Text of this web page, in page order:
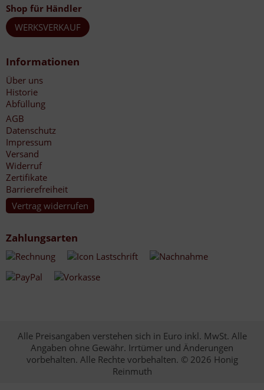
Shop für Händler
WERKSVERKAUF
Informationen
Über uns
Historie
Abfüllung
AGB
Datenschutz
Impressum
Versand
Widerruf
Zertifikate
Barrierefreiheit
Vertrag widerrufen
Zahlungsarten
Alle Preisangaben verstehen sich in Euro inkl. MwSt. Alle
Angaben ohne Gewähr. Irrtümer und Änderungen
vorbehalten. Alle Rechte vorbehalten. © 2026 Honig
Reinmuth